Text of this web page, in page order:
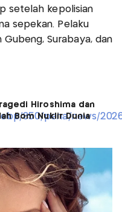
setelah kepolisian
sepekan. Pelaku
Surabaya, dan
Hiroshima dan
Bom Nuklir Dunia